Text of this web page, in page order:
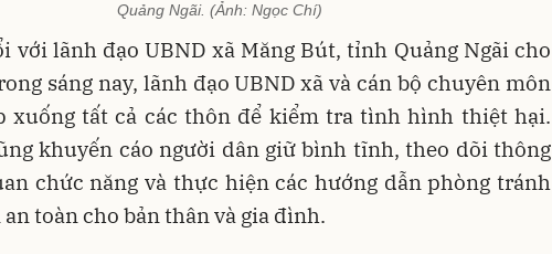
Quảng Ngãi. (Ảnh: Ngọc Chí)
với lãnh đạo UBND xã Măng Bút, tỉnh Quảng Ngãi cho
sáng nay, lãnh đạo UBND xã và cán bộ chuyên môn
xuống tất cả các thôn để kiểm tra tình hình thiệt hại.
khuyến cáo người dân giữ bình tĩnh, theo dõi thông
chức năng và thực hiện các hướng dẫn phòng tránh
an toàn cho bản thân và gia đình.